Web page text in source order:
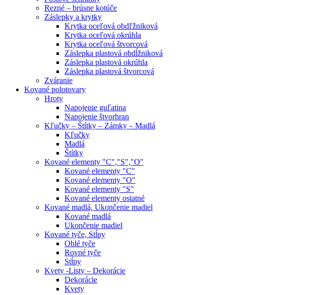
Rezné – brúsne kotúče
Záslepky a krytky
Krytka oceľová obdľžniková
Krytka oceľová okrúhla
Krytka oceľová štvorcová
Záslepka plastová obdĺžniková
Záslepka plastová okrúhla
Záslepka plastová štvorcová
Zváranie
Kované polotovary
Hroty
Napojenie guľatina
Napojenie štvorhran
Kľučky – Štítky – Zámky – Madlá
Kľučky
Madlá
Štítky
Kované elementy "C","S","O"
Kované elementy "C"
Kované elementy "O"
Kované elementy "S"
Kované elementy ostatné
Kované madlá, Ukončenie madiel
Kované madlá
Ukončenie madiel
Kované tyče, Stĺpy
Oblé tyče
Rovné tyče
Stĺpy
Kvety -Listy – Dekorácie
Dekorácie
Kvety